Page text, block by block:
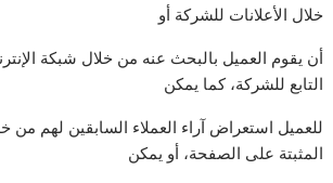
خلال الأعلانات للشركة أو
أن يقوم العميل بالبحث عنه من خلال شبكة
التابع للشركة، كما يمكن
للعميل استعراض آراء العملاء السابقين لهم من
المثبتة على الصفحة، أو يمكن